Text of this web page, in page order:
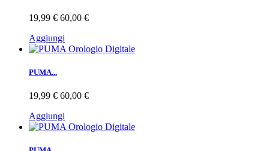
19,99 € 60,00 €
Aggiungi
PUMA...
19,99 € 60,00 €
Aggiungi